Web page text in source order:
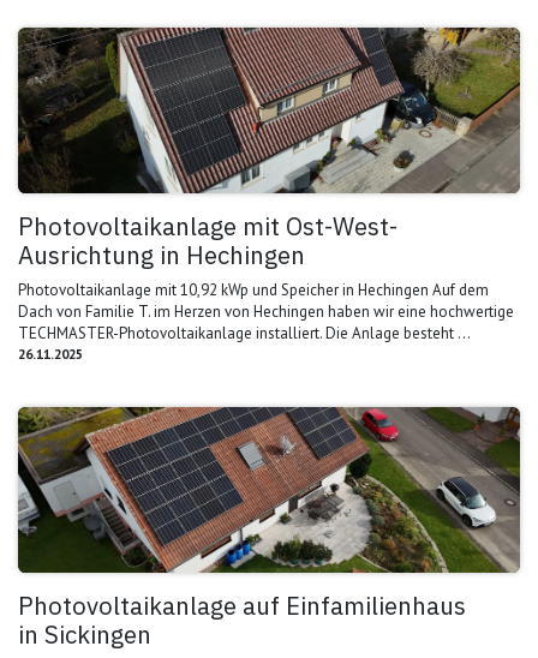
Photovoltaikanlage mit Ost-West-
Ausrichtung in Hechingen
Photovoltaikanlage mit 10,92 kWp und Speicher in Hechingen Auf dem
Dach von Familie T. im Herzen von Hechingen haben wir eine hochwertige
TECHMASTER-Photovoltaikanlage installiert. Die Anlage besteht ...
26.11.2025
Photovoltaikanlage auf Einfamilienhaus
in Sickingen